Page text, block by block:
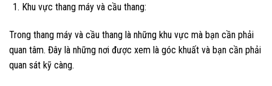
Khu vực thang máy và cầu thang:
Trong thang máy và cầu thang là những khu vực mà bạn cần phải
quan tâm. Đây là những nơi được xem là góc khuất và bạn cần phải
quan sát kỹ càng.